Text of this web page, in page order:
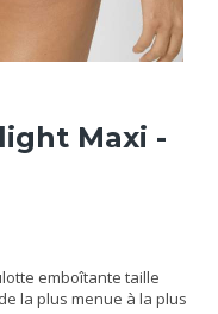
Maxi -
emboîtante taille
la plus menue à la plus